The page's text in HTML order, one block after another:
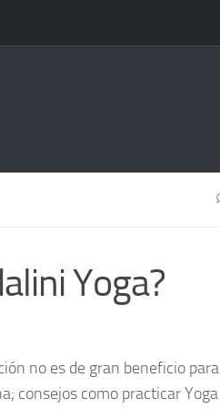
Yoga?
no es de gran beneficio para
consejos como practicar Yoga